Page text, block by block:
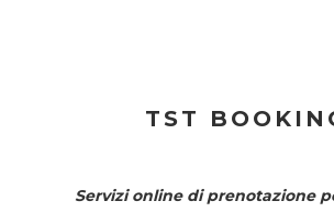
TST
Servizi online di prenotazione